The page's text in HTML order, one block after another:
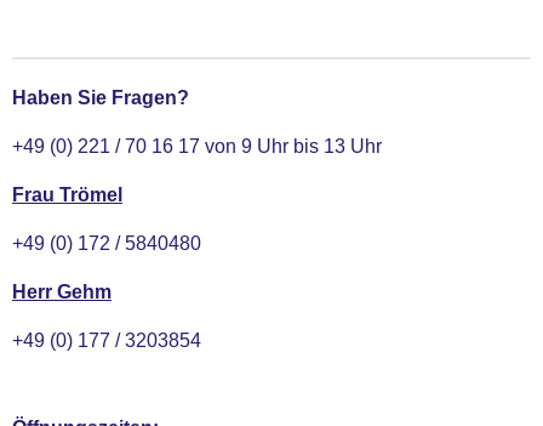
n
n
n
n
Haben Sie Fragen?
+49 (0) 221 / 70 16 17 von 9 Uhr bis 13 Uhr
Frau Trömel
+49 (0) 172 / 5840480
Herr Gehm
+49 (0) 177 / 3203854